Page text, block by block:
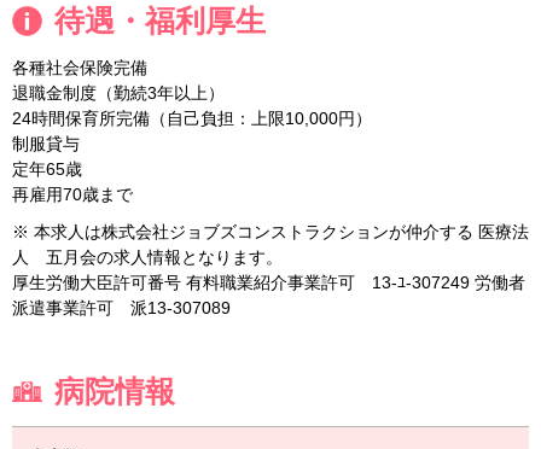
待遇・福利厚生
各種社会保険完備
退職金制度（勤続3年以上）
24時間保育所完備（自己負担：上限10,000円）
制服貸与
定年65歳
再雇用70歳まで
※ 本求人は株式会社ジョブズコンストラクションが仲介する 医療法
人 五月会の求人情報となります。
厚生労働大臣許可番号 有料職業紹介事業許可 13-ﾕ-307249 労働者
派遣事業許可 派13-307089
病院情報